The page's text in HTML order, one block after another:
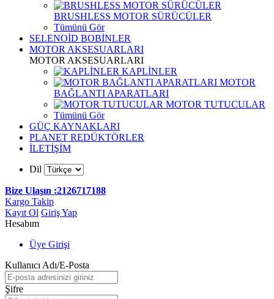
BRUSHLESS MOTOR SÜRÜCÜLER
Tümünü Gör
SELENOİD BOBİNLER
MOTOR AKSESUARLARI
MOTOR AKSESUARLARI
KAPLİNLER
MOTOR
BAĞLANTI APARATLARI
MOTOR TUTUCULAR
Tümünü Gör
GÜÇ KAYNAKLARI
PLANET REDÜKTÖRLER
İLETİŞİM
Dil
Bize Ulaşın :2126717188
Kargo Takip
Kayıt Ol Giriş Yap
Hesabım
Üye Girişi
Kullanıcı Adı/E-Posta
Şifre